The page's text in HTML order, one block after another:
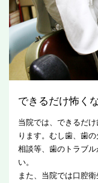
できるだけ怖く
当院では、できるだ
ります。むし歯、歯
相談等、歯のトラブ
い。
また、当院では口腔